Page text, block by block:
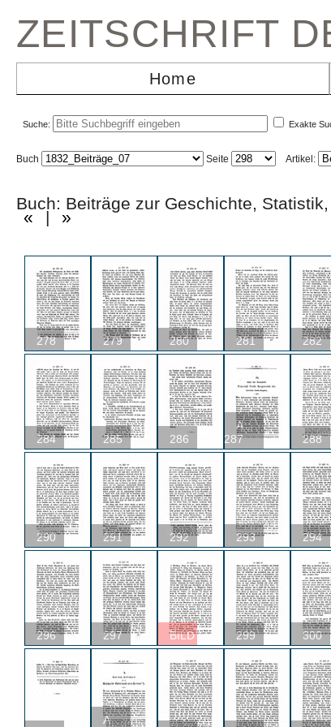
ZEITSCHRIFT
Home
Suche: Exakte
Buch Seite Artikel:
Buch: Beiträge zur Geschichte,
« | »
278 279 280 281 282
284 285 286
A
287
288
290 291 292 293 294
296 297 BILD 299 300
A